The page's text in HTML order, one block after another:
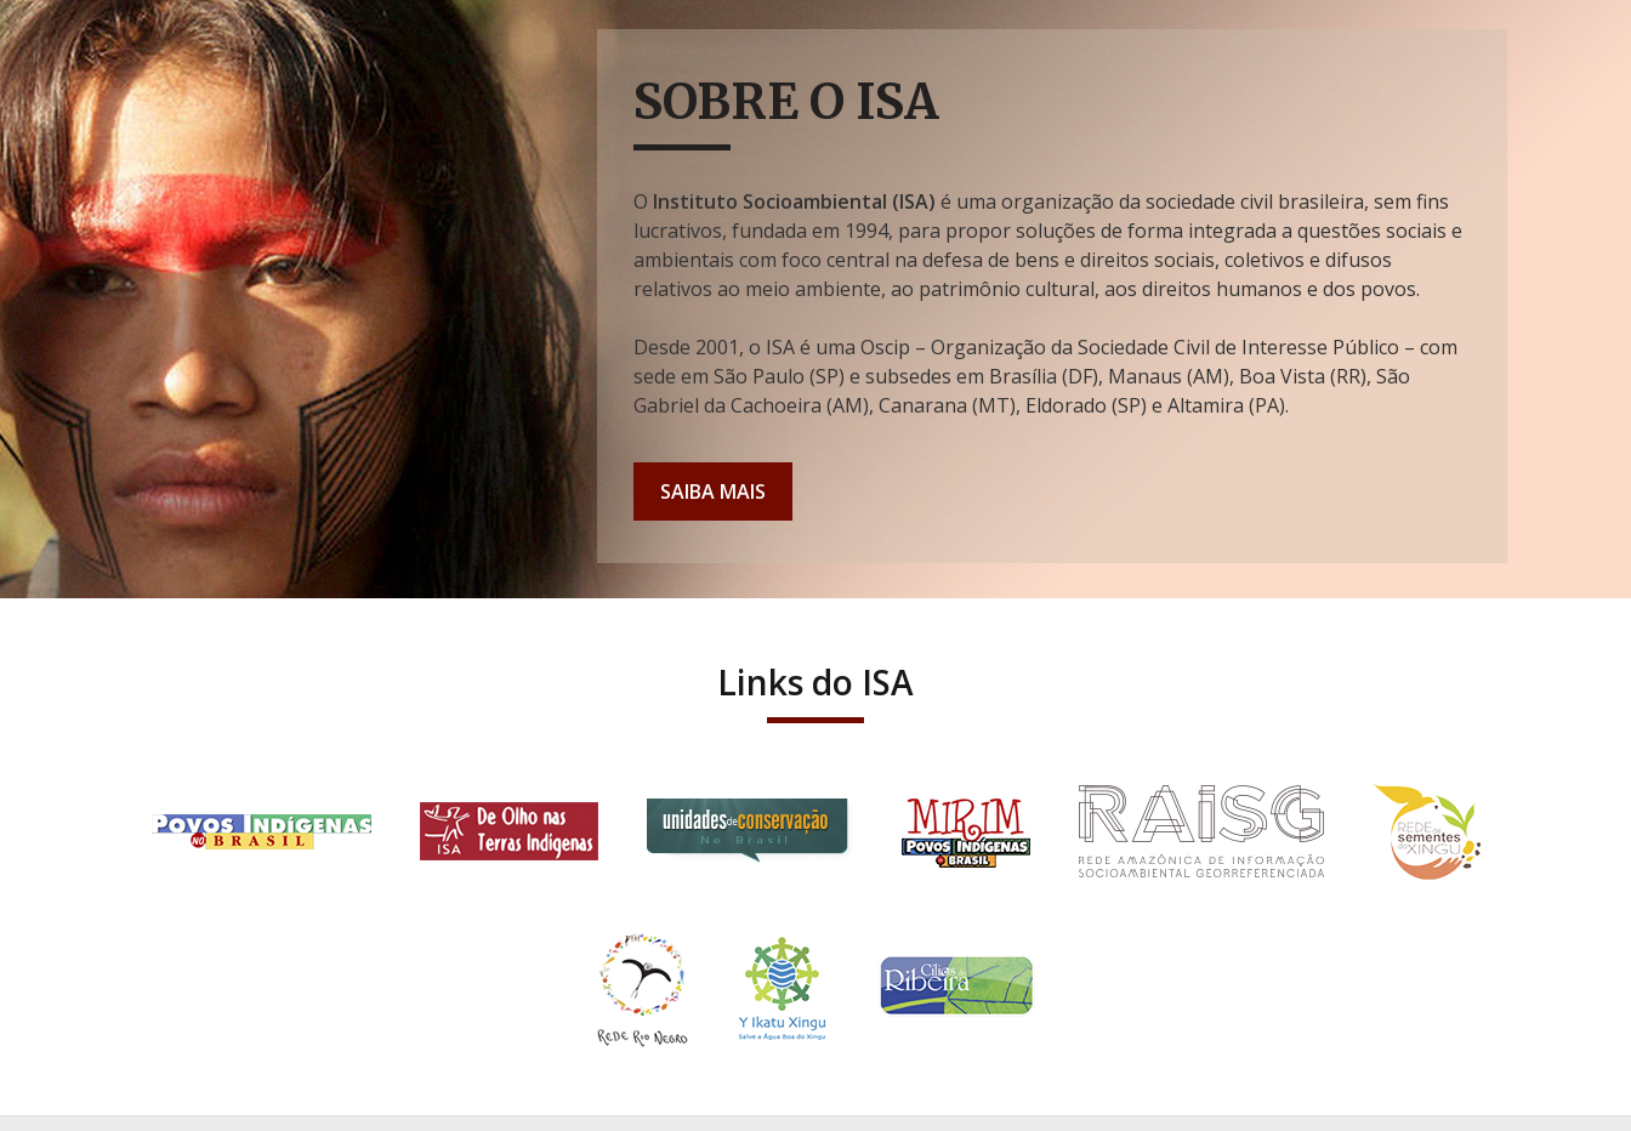
SOBRE O ISA
O Instituto Socioambiental (ISA) é uma organização da sociedade civil brasileira, sem fins
lucrativos, fundada em 1994, para propor soluções de forma integrada a questões sociais e
ambientais com foco central na defesa de bens e direitos sociais, coletivos e difusos
relativos ao meio ambiente, ao patrimônio cultural, aos direitos humanos e dos povos.
Desde 2001, o ISA é uma Oscip – Organização da Sociedade Civil de Interesse Público – com
sede em São Paulo (SP) e subsedes em Brasília (DF), Manaus (AM), Boa Vista (RR), São
Gabriel da Cachoeira (AM), Canarana (MT), Eldorado (SP) e Altamira (PA).
SAIBA MAIS
Links do ISA